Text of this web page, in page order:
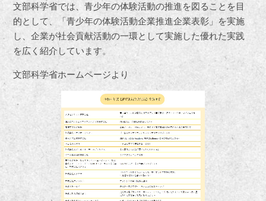
文部科学省では、青少年の体験活動の推進を図ることを目
的として、「青少年の体験活動企業推進企業表彰」を実施
し、企業が社会貢献活動の一環として実施した優れた実践
を広く紹介しています。
文部科学省ホームページより